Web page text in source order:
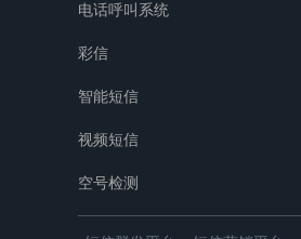
电话呼叫系统
彩信
智能短信
视频短信
空号检测